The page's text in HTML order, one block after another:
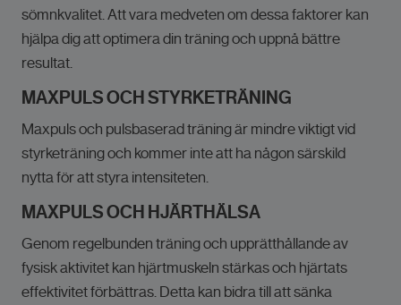
sömnkvalitet. Att vara medveten om dessa faktorer kan
hjälpa dig att optimera din träning och uppnå bättre
resultat.
MAXPULS OCH STYRKETRÄNING
Maxpuls och pulsbaserad träning är mindre viktigt vid
styrketräning och kommer inte att ha någon särskild
nytta för att styra intensiteten.
MAXPULS OCH HJÄRTHÄLSA
Genom regelbunden träning och upprätthållande av
fysisk aktivitet kan hjärtmuskeln stärkas och hjärtats
effektivitet förbättras. Detta kan bidra till att sänka